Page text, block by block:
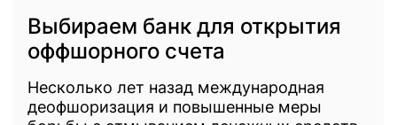
Выбираем банк для открытия
оффшорного счета
Несколько лет назад международная
деофшоризация и повышенные меры